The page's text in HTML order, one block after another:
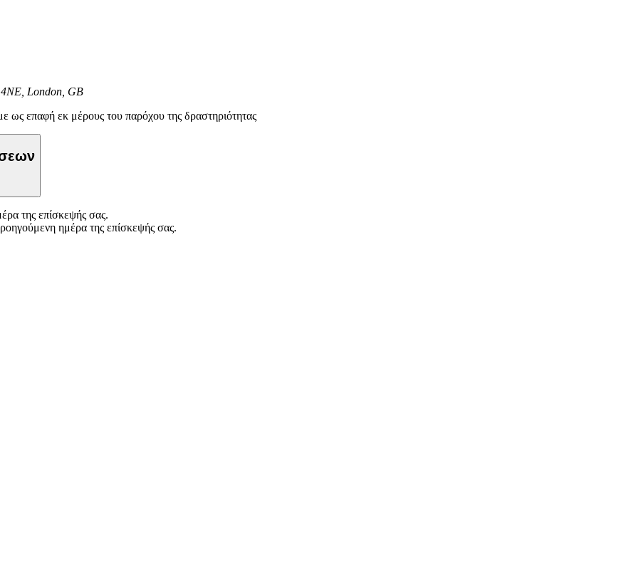
London, GB
ως επαφή εκ μέρους του παρόχου της δραστηριότητας
της επίσκεψής σας.
ημέρα της επίσκεψής σας.